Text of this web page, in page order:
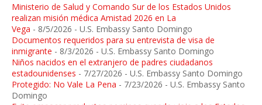
Ministerio de Salud y Comando Sur de los Estados Unidos
realizan misión médica Amistad 2026 en La
Vega - 8/5/2026 - U.S. Embassy Santo Domingo
Documentos requeridos para su entrevista de visa de
inmigrante - 8/3/2026 - U.S. Embassy Santo Domingo
Niños nacidos en el extranjero de padres ciudadanos
estadounidenses - 7/27/2026 - U.S. Embassy Santo Domingo
Protegido: No Vale La Pena - 7/23/2026 - U.S. Embassy Santo
Domingo